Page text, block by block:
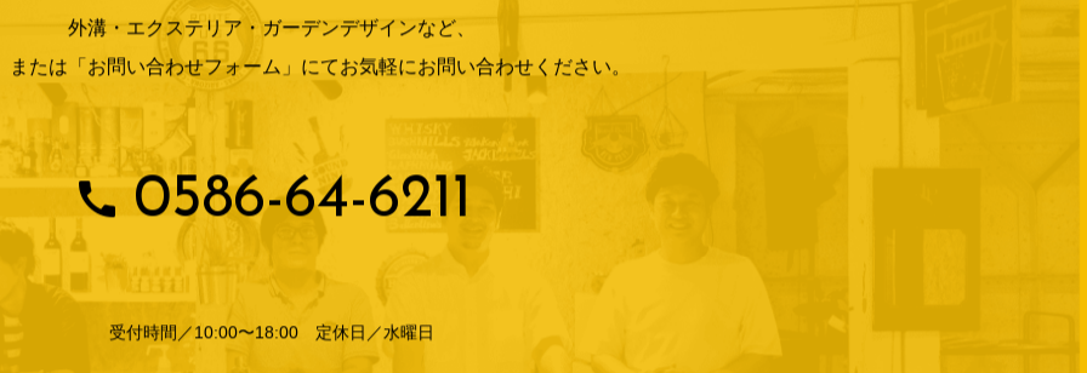
外溝・エクステリア・ガーデンデザインなど、
または「お問い合わせフォーム」にて お気軽にお問い合わせください。
0586-64-6211
受付時間／10:00〜18:00 定休日／水曜日